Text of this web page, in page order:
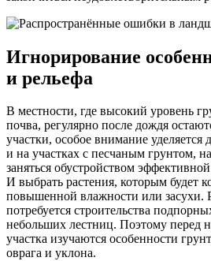
Игнорирование
и рельефа
В местности, где высокий уровень
почва, регулярно после дождя
участки, особое внимание
и на участках с песчаным грунтом,
заняться обустройством
И выбрать растения, которым будет
повышенной влажности или засухи.
потребуется строительства
небольших лестниц. Поэтому перед
участка изучаются особенности
оврага и уклона.